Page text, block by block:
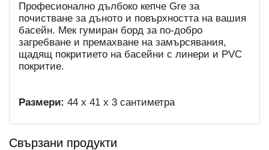
Професионално дълбоко кепче Gre за
почистване за дъното и повърхността на вашия
басейн. Мек гумиран борд за по-добро
загребване и премахване на замърсявания,
щадящ покритието на басейни с линери и PVC
покритие.
Размери: 44 х 41 х 3 сантиметра
Свързани продукти